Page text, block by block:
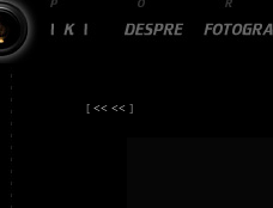
[<< << ]